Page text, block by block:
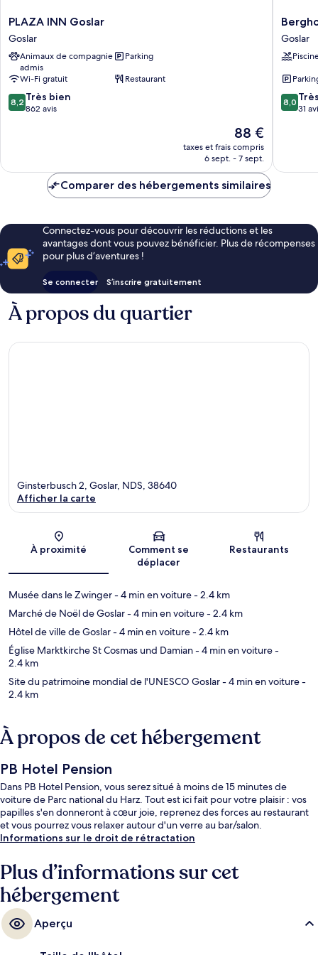
PLAZA
INN
Goslar
Goslar
PLAZA INN Goslar
Goslar
Animaux de compagnie
admis
Parking
Wi-Fi gratuit
Restaurant
8.2
sur
8,2 Très bien
862 avis
Le
nouveau
prix
de
88 €
taxes et frais compris
6 sept. - 7 sept.
mit
Goslar
8.0
sur
8,0
31
Comparer des hébergements similaires
Connectez-vous pour découvrir les réductions et les
avantages dont vous pouvez bénéficier. Plus de récompenses
pour plus d’aventures !
Se connecter S’inscrire gratuitement
À propos du quartier
Carte
Ginsterbusch 2, Goslar, NDS, 38640
Afficher la carte
À proximité
Comment se
déplacer
Restaurants
Musée dans le Zwinger- 4 min en voiture- 2.4 km
Marché de Noël de Goslar- 4 min en voiture- 2.4 km
Hôtel de ville de Goslar- 4 min en voiture- 2.4 km
Église Marktkirche St Cosmas und Damian- 4 min en voiture-
2.4 km
Site du patrimoine mondial de l'UNESCO Goslar- 4 min en voiture-
2.4 km
À propos de cet hébergement
PB Hotel Pension
Dans PB Hotel Pension, vous serez situé à moins de 15 minutes de
voiture de Parc national du Harz. Tout est ici fait pour votre plaisir : vos
papilles s'en donneront à cœur joie, reprenez des forces au restaurant
et vous pourrez vous relaxer autour d'un verre au bar/salon.
Informations sur le droit de rétractation
Plus d’informations sur cet
hébergement
Aperçu